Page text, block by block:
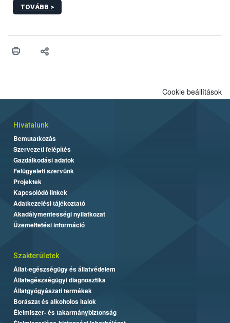
TOVÁBB >
Cookie beállítások
Hivatalunk
Bemutatkozás
Szervezeti felépítés
Gazdálkodási adatok
Felügyeleti szervünk
Projektek
Kapcsolódó linkek
Adatkezelési tájékoztató
Akadálymentességi nyilatkozat
Üzemeltetési információ
Szakterületek
Állat-egészségügy és állatvédelem
Állategészségügyi diagnosztika
Állatgyógyászati termékek
Borászat és alkoholos italok
Élelmiszer- és takarmánybiztonság